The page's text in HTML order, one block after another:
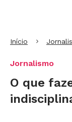
Início
Jornalismo
O que